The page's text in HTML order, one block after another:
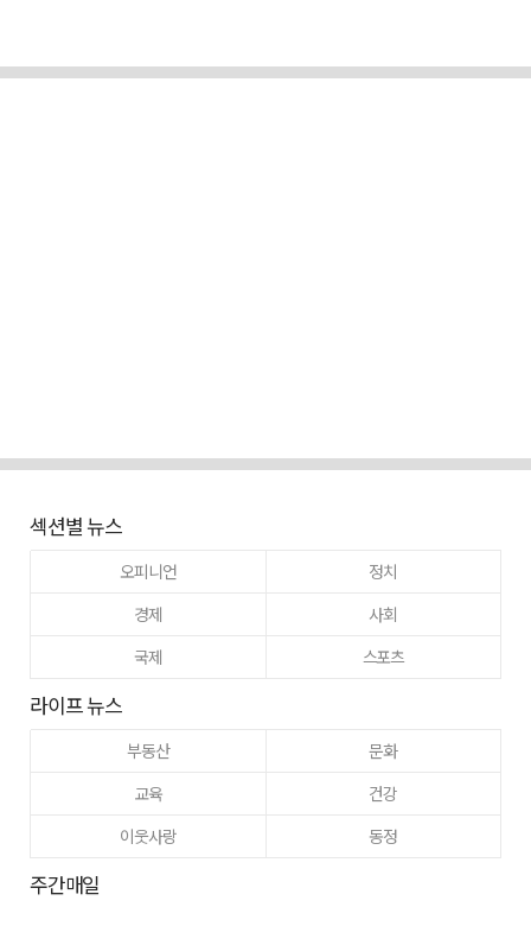
섹션별 뉴스
오피니언
정치
경제
사회
국제
스포츠
라이프 뉴스
부동산
문화
교육
건강
이웃사랑
동정
주간매일